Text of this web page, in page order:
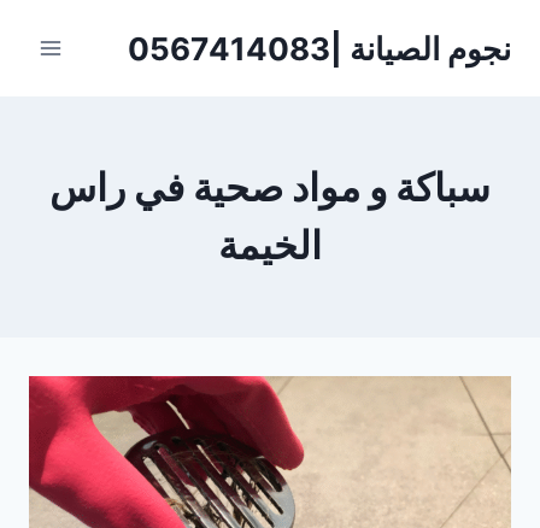
نجوم الصيانة |0567414083
سباكة و مواد صحية في راس
الخيمة